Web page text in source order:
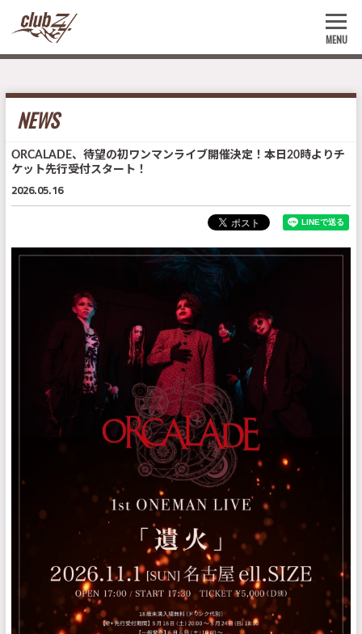
MENU
NEWS
ORCALADE、待望の初ワンマンライブ開催決定！本日20時よりチ
ケット先行受付スタート！
2026.05.16